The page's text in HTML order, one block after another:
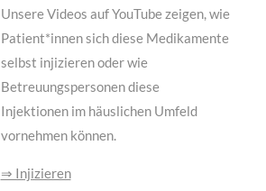
Unsere Videos auf YouTube zeigen, wie
Patient*innen sich diese Medikamente
selbst injizieren oder wie
Betreuungspersonen diese
Injektionen im häuslichen Umfeld
vornehmen können.
⇒ Injizieren